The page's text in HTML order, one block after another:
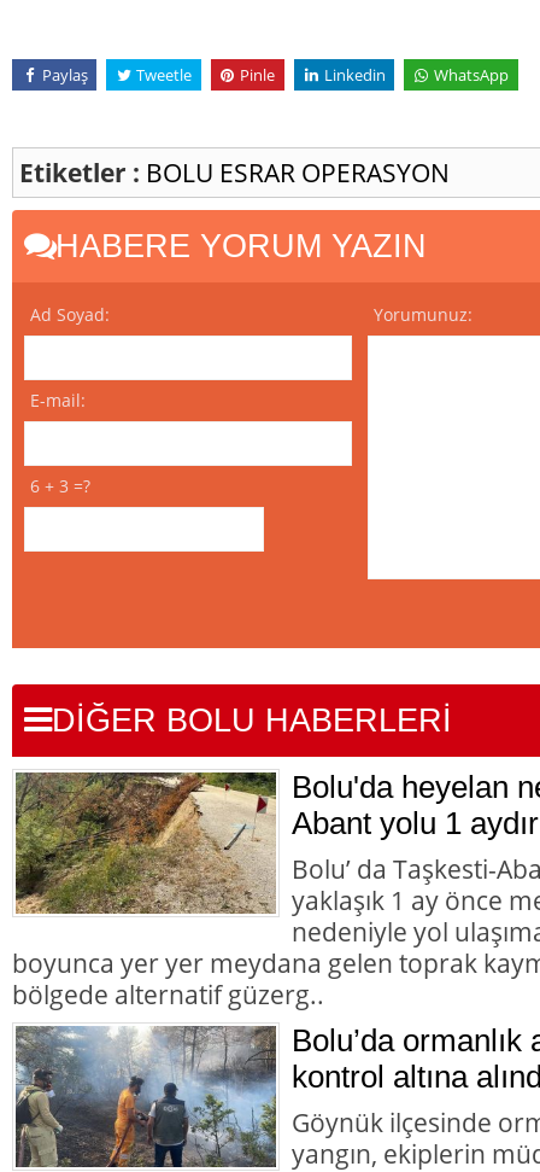
Paylaş Tweetle Pinle Linkedin WhatsApp
Etiketler : BOLU ESRAR OPERASYON
HABERE YORUM YAZIN
Ad Soyad:
E-mail:
6 + 3 =?
Yorumunuz:
DİĞER BOLU HABERLERİ
Bolu'da heyelan
Abant yolu 1
Bolu’ da Taşkesti-
yaklaşık 1 ay önce
nedeniyle yol
boyunca yer yer meydana gelen toprak
bölgede alternatif güzerg..
Bolu’da ormanlık
kontrol altına
Göynük ilçesinde
yangın, ekiplerin